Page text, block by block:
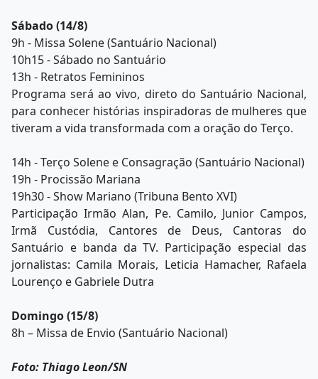
Sábado (14/8)
9h - Missa Solene (Santuário Nacional)
10h15 - Sábado no Santuário
13h - Retratos Femininos
Programa será ao vivo, direto do Santuário Nacional,
para conhecer histórias inspiradoras de mulheres que
tiveram a vida transformada com a oração do Terço.
14h - Terço Solene e Consagração (Santuário Nacional)
19h - Procissão Mariana
19h30 - Show Mariano (Tribuna Bento XVI)
Participação Irmão Alan, Pe. Camilo, Junior Campos,
Irmã Custódia, Cantores de Deus, Cantoras do
Santuário e banda da TV. Participação especial das
jornalistas: Camila Morais, Leticia Hamacher, Rafaela
Lourenço e Gabriele Dutra
Domingo (15/8)
8h – Missa de Envio (Santuário Nacional)
Foto: Thiago Leon/SN